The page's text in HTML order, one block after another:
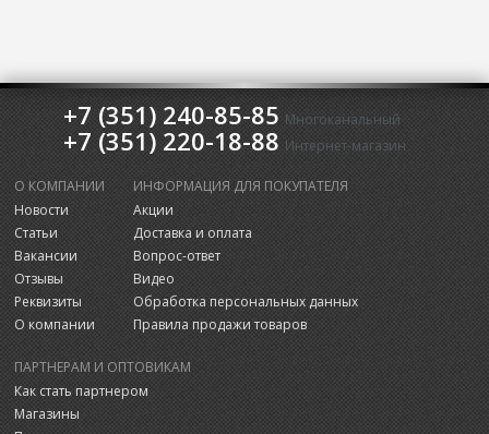
+7 (351) 240-85-85 Многоканальный
+7 (351) 220-18-88 Интернет-магазин
О КОМПАНИИ
Новости
Статьи
Вакансии
Отзывы
Реквизиты
О компании
ИНФОРМАЦИЯ ДЛЯ ПОКУПАТЕЛЯ
Акции
Доставка и оплата
Вопрос-ответ
Видео
Обработка персональных данных
Правила продажи товаров
ПАРТНЕРАМ И ОПТОВИКАМ
Как стать партнером
Магазины